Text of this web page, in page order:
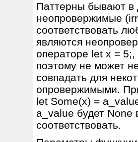
Паттерны бывают
неопровержимые
соответствовать
являются
операторе let x = 5;,
поэтому не может
совпадать для
опровержимыми.
let Some(x) =
a_value будет None
соответствовать.